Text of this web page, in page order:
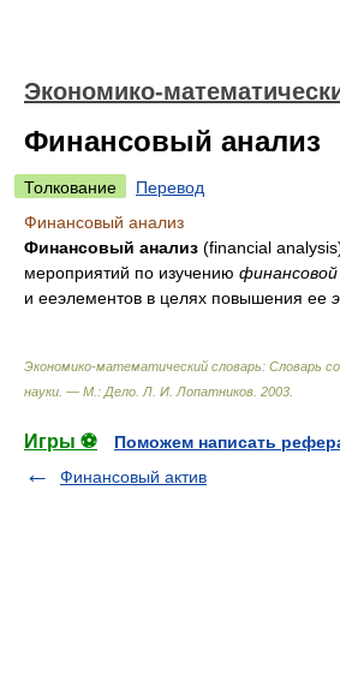
Экономико-
Финансовый анализ
Толкование
Перевод
Финансовый анализ
Финансовый анализ (financial
мероприятий по изучению
и ееэлементов в целях повышения ее
Экономико-математический словарь: Словарь
науки. — М.: Дело Л. И. Лопатников 2003
Игры ⚽
Поможем написать
Финансовый актив